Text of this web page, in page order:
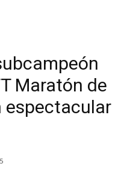
Maratón de
espectacular